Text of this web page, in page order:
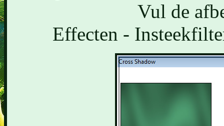
Vul de
Effecten -